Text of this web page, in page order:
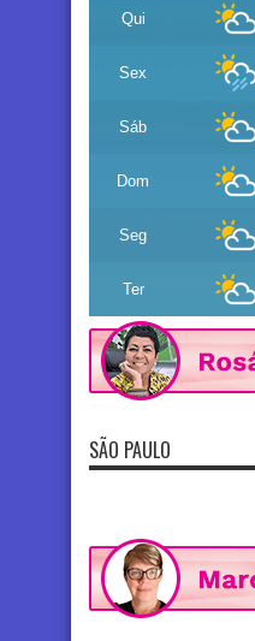
Qui
Sex
Sáb
Dom
Seg
Ter
SÃO PAULO